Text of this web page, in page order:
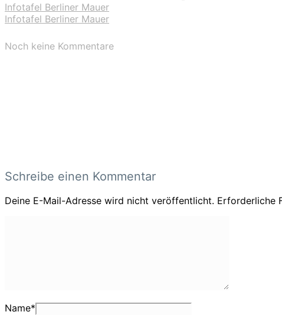
Infotafel Berliner Mauer
Infotafel Berliner Mauer
Noch keine Kommentare
Schreibe einen Kommentar
Deine E-Mail-Adresse wird nicht veröffentlicht. Erforderliche
Name*